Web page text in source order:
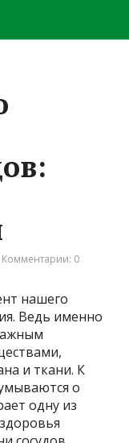
Комментарии: 0
нашего
Ведь именно
и ткани. К
о
одну из